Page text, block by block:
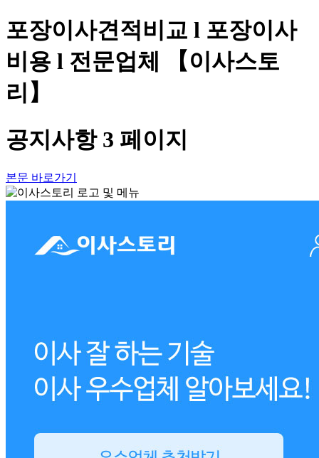
포장이사견적비교 l 포장이사
비용 l 전문업체 【이사스토
리】
공지사항 3 페이지
본문 바로가기